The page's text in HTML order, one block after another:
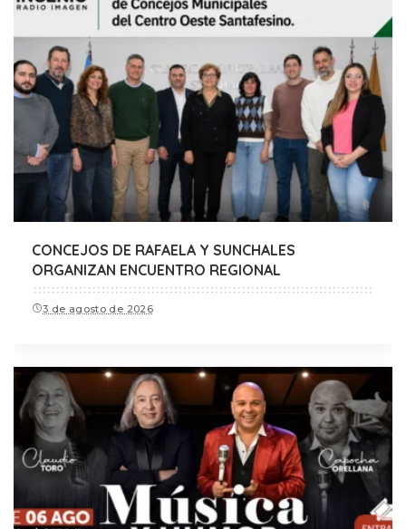
CONCEJOS DE RAFAELA Y SUNCHALES
ORGANIZAN ENCUENTRO REGIONAL
3 de agosto de 2026